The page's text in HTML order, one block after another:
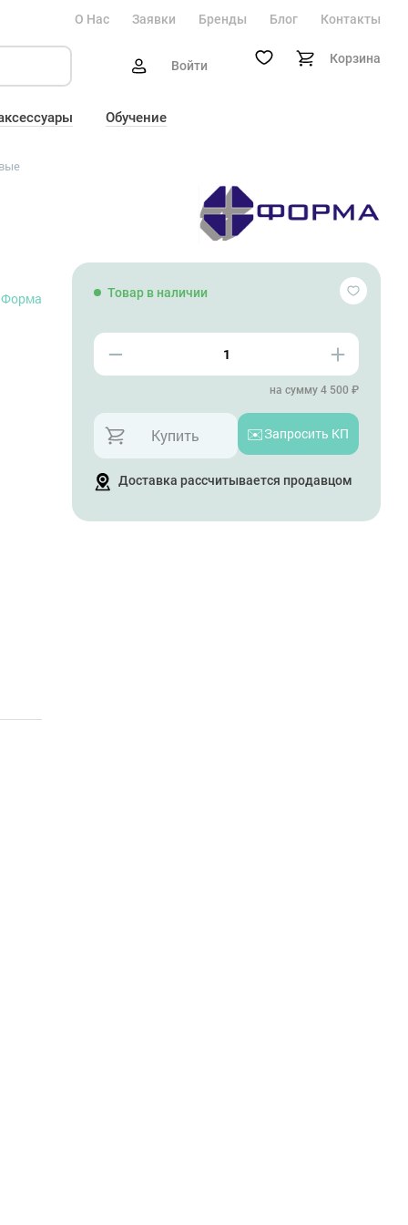
О Нас Заявки Бренды Блог Контакты
Войти Корзина
Обучение
Форма Товар в наличии
на сумму 4 500 ₽
Купить ✉️Запросить КП
Доставка рассчитывается продавцом